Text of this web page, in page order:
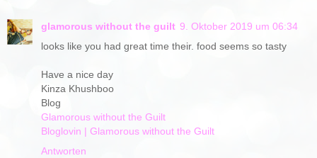
glamorous without the guilt 9. Oktober 2019 um 06:34
looks like you had great time their. food seems so tasty
Have a nice day
Kinza Khushboo
Blog
Glamorous without the Guilt
Bloglovin | Glamorous without the Guilt
Antworten